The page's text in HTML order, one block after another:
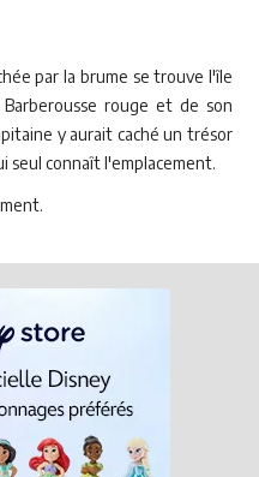
par la brume se trouve l'île
rouge et de son
y aurait caché un trésor
seul connaît l'emplacement.